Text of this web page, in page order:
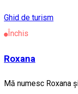
Ghid de turism
Închis
Roxana
Mă numesc Roxana